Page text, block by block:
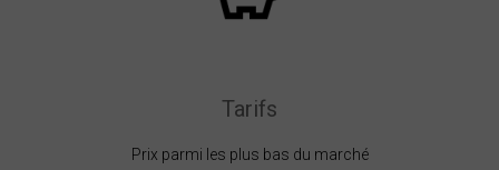
Tarifs
Prix parmi les plus bas du marché